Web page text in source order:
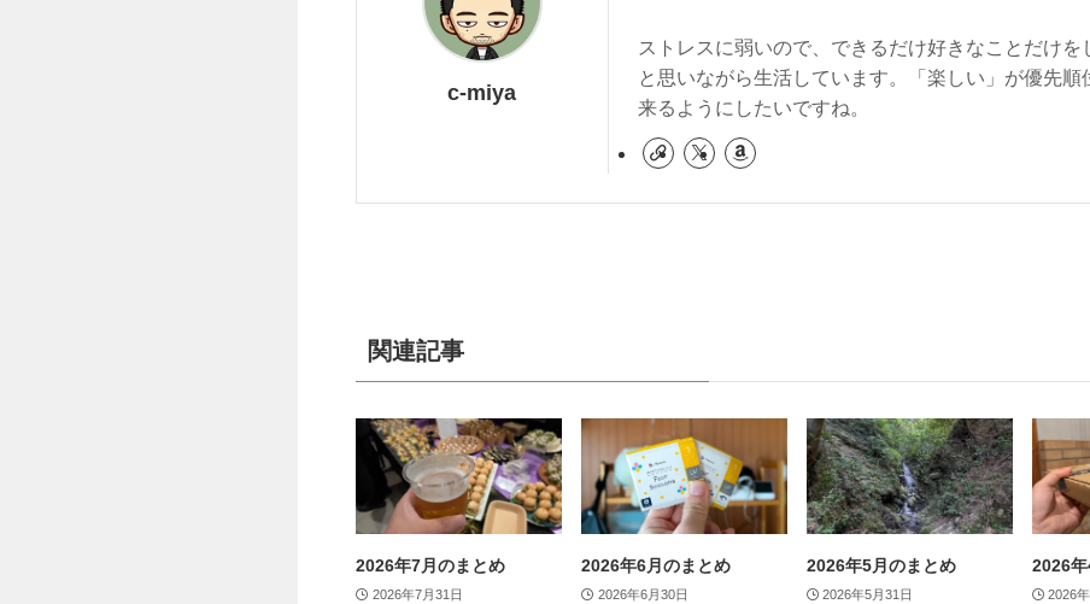
c-miya
ストレスに弱いので、できるだけ好きなことだけを
と思いながら生活しています。「楽しい」が優先順
来るようにしたいですね。
関連記事
2026年7月のまとめ
2026年7月31日
2026年6月のまとめ
2026年6月30日
2026年5月のまとめ
2026年5月31日
2026
2026